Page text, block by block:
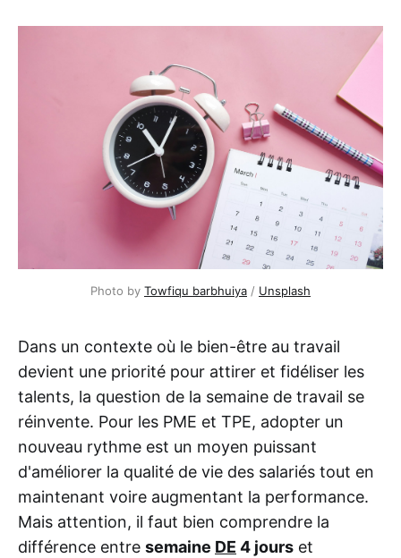
Photo by Towfiqu barbhuiya / Unsplash
Dans un contexte où le bien-être au travail
devient une priorité pour attirer et fidéliser les
talents, la question de la semaine de travail se
réinvente. Pour les PME et TPE, adopter un
nouveau rythme est un moyen puissant
d'améliorer la qualité de vie des salariés tout en
maintenant voire augmentant la performance.
Mais attention, il faut bien comprendre la
différence entre semaine DE 4 jours et